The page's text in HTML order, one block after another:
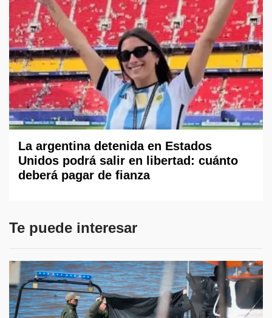
La argentina detenida en Estados
Unidos podrá salir en libertad: cuánto
deberá pagar de fianza
Te puede interesar